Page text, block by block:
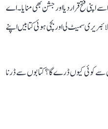
اپنی فتح قرار دیا اور جشن بھی منایا۔ اے
سمیٹ لی اور بچی ہوئی کتابیں اپنے
سے کوئی کیوں ڈرے گا؟ کتابوں سے ڈرنا